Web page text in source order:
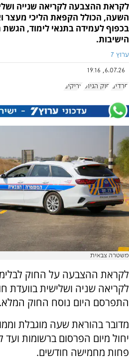
לקראת ההצבעה לקריאה שנייה
השעה, הכולל הקפאת הליכי מעצר
בכפוף לעמידה בתנאי לימוד, הגשת
הישיבות.
ערוץ 7
6.07.26, 19:16
חרדים חוק הגיוס עריקים
משטרה צבאית
לקראת ההצבעה על החוק
לקריאה שניה ושלישית בוועדת
התפרסם היום נוסח החוק המלא.
מדובר בהוראת שעה מוגבלת
יחול מיום הפרסום ברשומות
פחות מחמישה חודשים.